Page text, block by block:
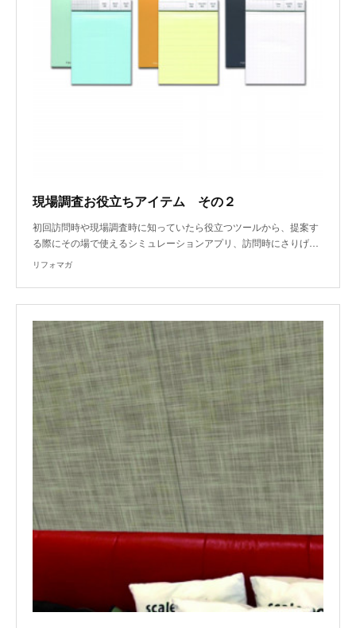
現場調査お役立ちアイテム その２
初回訪問時や現場調査時に知っていたら役立つツールから、提案す
る際にその場で使えるシミュレーションアプリ、訪問時にさりげ…
リフォマガ